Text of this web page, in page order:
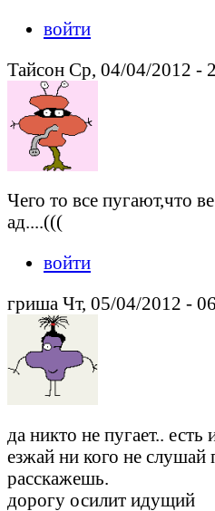
войти
Тайсон Ср, 04/04/2012 -
Чего то все пугают,что
ад....(((
войти
гриша Чт, 05/04/2012 -
да никто не пугает..
езжай ни кого не слушай
расскажешь.
дорогу осилит идущий